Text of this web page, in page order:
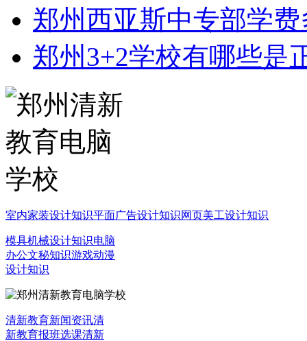
郑州西亚斯中专部学
郑州3+2学校有哪些是
室内家装设计知识平面广告设计知识网页美工设计知识
模具机械设计知识电脑
办公文秘知识游戏动漫
设计知识
清新教育新闻资讯清
新教育报班选课清新